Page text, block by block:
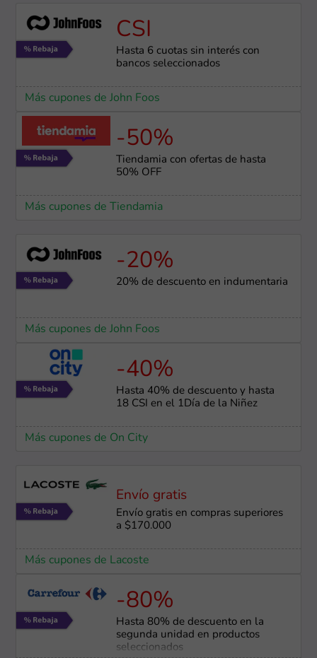
CSI
Hasta 6 cuotas sin interés con
bancos seleccionados
Más cupones de John Foos
-50%
Tiendamia con ofertas de hasta
50% OFF
Más cupones de Tiendamia
-20%
20% de descuento en indumentaria
Más cupones de John Foos
-40%
Hasta 40% de descuento y hasta
18 CSI en el 1Día de la Niñez
Más cupones de On City
Envío gratis
Envío gratis en compras superiores
a $170.000
Más cupones de Lacoste
-80%
Hasta 80% de descuento en la
segunda unidad en productos
seleccionados